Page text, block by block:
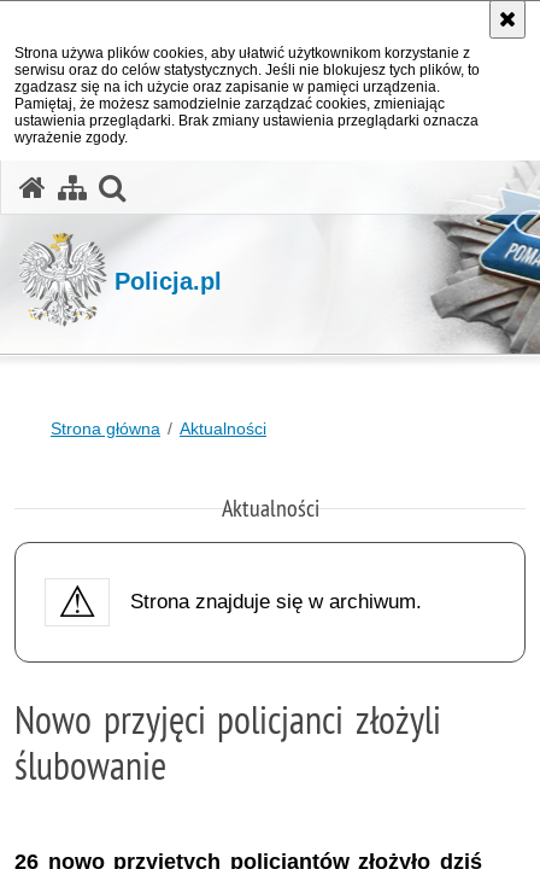
Strona używa plików cookies, aby ułatwić użytkownikom korzystanie z
serwisu oraz do celów statystycznych. Jeśli nie blokujesz tych plików, to
zgadzasz się na ich użycie oraz zapisanie w pamięci urządzenia.
Pamiętaj, że możesz samodzielnie zarządzać cookies, zmieniając
ustawienia przeglądarki. Brak zmiany ustawienia przeglądarki oznacza
wyrażenie zgody.
Policja.pl
Strona główna Aktualności
Aktualności
Strona znajduje się w archiwum.
Nowo przyjęci policjanci złożyli
ślubowanie
26 nowo przyjętych policjantów złożyło dziś